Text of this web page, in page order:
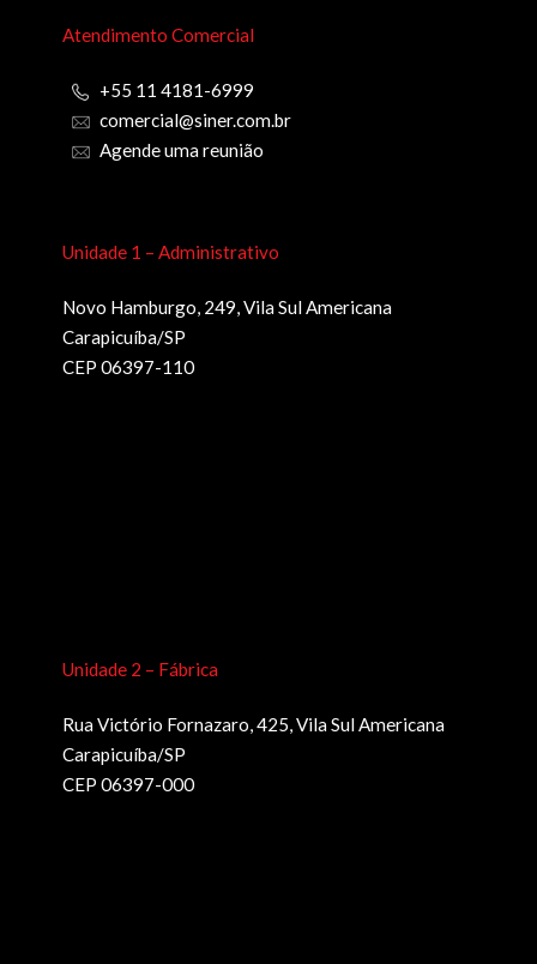
Atendimento Comercial
+55 11 4181-6999
comercial@siner.com.br
Agende uma reunião
Unidade 1 – Administrativo
Novo Hamburgo, 249, Vila Sul Americana
Carapicuíba/SP
CEP 06397-110
Unidade 2 – Fábrica
Rua Victório Fornazaro, 425, Vila Sul Americana
Carapicuíba/SP
CEP 06397-000